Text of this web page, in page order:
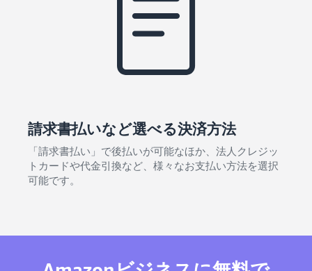
請求書払いなど選べる決済方法
「請求書払い」で後払いが可能なほか、法人クレジッ
トカードや代金引換など、様々なお支払い方法を選択
可能です。